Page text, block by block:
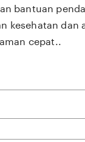
bantuan
kesehatan dan
cepat..